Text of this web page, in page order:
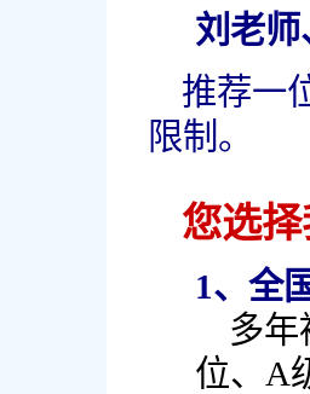
刘老
推荐一
限制。
您选
1、全
多年
位、A